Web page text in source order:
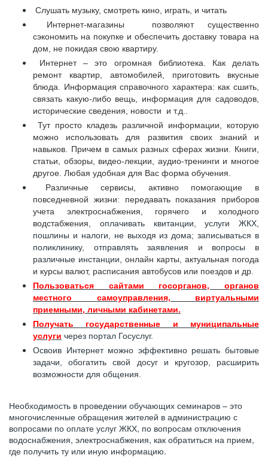
Слушать музыку, смотреть кино, играть, и читать
Интернет-магазины позволяют существенно
сэкономить на покупке и обеспечить доставку товара на
дом, не покидая свою квартиру.
Интернет – это огромная библиотека. Как делать
ремонт квартир, автомобилей, приготовить вкусные
блюда. Информация справочного характера: как сшить,
связать какую-либо вещь, информация для садоводов,
исторические сведения, новости и т.д..
Тут просто кладезь различной информации, которую
можно использовать для развития своих знаний и
навыков. Причем в самых разных сферах жизни. Книги,
статьи, обзоры, видео-лекции, аудио-тренинги и многое
другое. Любая удобная для Вас форма обучения.
Различные сервисы, активно помогающие в
повседневной жизни: передавать показания приборов
учета электроснабжения, горячего и холодного
водстабжения, оплачивать квитанции, услуги ЖКХ,
пошлины и налоги, не выходя из дома; записываться в
поликлинику, отправлять заявления и вопросы в
различные инстанции, онлайн карты, актуальная погода
и курсы валют, расписания автобусов или поездов и др.
Пользоваться сайтами госорганов, органов
местного самоуправления, виртуальными
приемными, личными кабинетами.
Получать государственные и муниципальные
услуги через портал Госуслуг.
Освоив Интернет можно эффективно решать бытовые
задачи, обогатить свой досуг и кругозор, расширить
возможности для общения.
Необходимость в проведении обучающих семинаров – это
многочисленные обращения жителей в администрацию с
вопросами по оплате услуг ЖКХ, по вопросам отключения
водоснабжения, электроснабжения, как обратиться на прием,
где получить ту или иную информацию.